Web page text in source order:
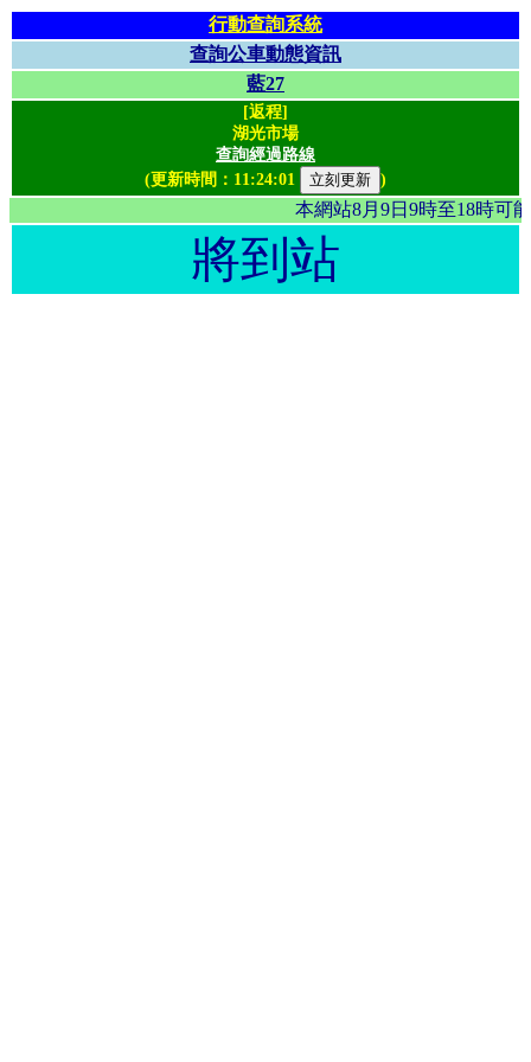
行動查詢系統
查詢公車動態資訊
藍27
[返程]
湖光市場
查詢經過路線
(更新時間： 11:24:01 )
本網站8月9日9時至18
將到站